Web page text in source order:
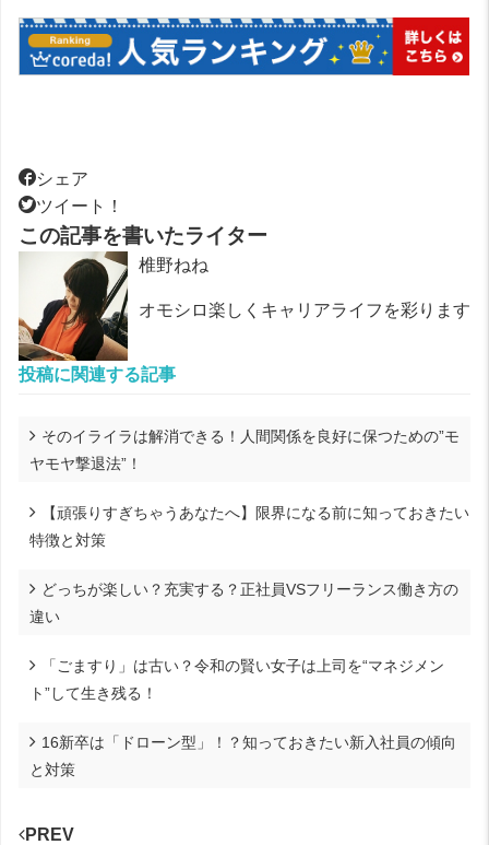
シェア
ツイート！
この記事を書いたライター
椎野ねね
オモシロ楽しくキャリアライフを彩ります
投稿に関連する記事
そのイライラは解消できる！人間関係を良好に保つための”モ
ヤモヤ撃退法”！
【頑張りすぎちゃうあなたへ】限界になる前に知っておきたい
特徴と対策
どっちが楽しい？充実する？正社員VSフリーランス働き方の
違い
「ごますり」は古い？令和の賢い女子は上司を“マネジメン
ト”して生き残る！
16新卒は「ドローン型」！？知っておきたい新入社員の傾向
と対策
PREV